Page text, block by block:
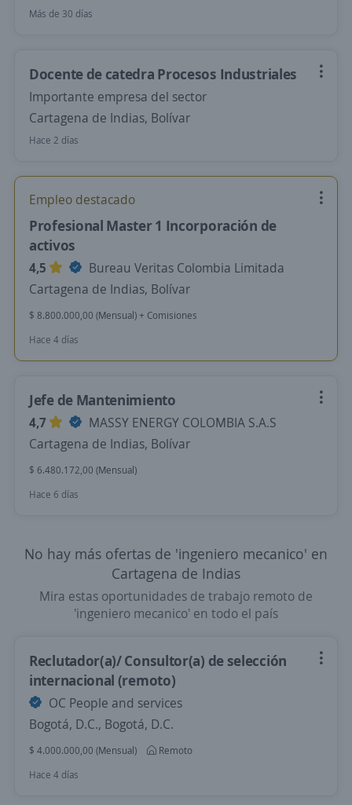
Más de 30 días
Docente de catedra Procesos Industriales
Importante empresa del sector
Cartagena de Indias, Bolívar
Hace 2 días
Empleo destacado
Profesional Master 1 Incorporación de
activos
4,5
Bureau Veritas Colombia Limitada
Cartagena de Indias, Bolívar
$ 8.800.000,00 (Mensual) + Comisiones
Hace 4 días
Jefe de Mantenimiento
4,7
MASSY ENERGY COLOMBIA S.A.S
Cartagena de Indias, Bolívar
$ 6.480.172,00 (Mensual)
Hace 6 días
No hay más ofertas de 'ingeniero mecanico' en
Cartagena de Indias
Mira estas oportunidades de trabajo remoto de
'ingeniero mecanico' en todo el país
Reclutador(a)/ Consultor(a) de selección
internacional (remoto)
OC People and services
Bogotá, D.C., Bogotá, D.C.
$ 4.000.000,00 (Mensual)
Remoto
Hace 4 días